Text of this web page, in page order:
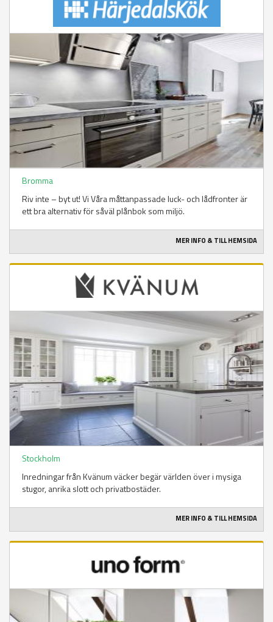
Bromma
Riv inte – byt ut! Vi Våra måttanpassade luck- och lådfronter är
ett bra alternativ för såväl plånbok som miljö.
MER INFO & TILL HEMSIDA
Stockholm
Inredningar från Kvänum väcker begär världen över i mysiga
stugor, anrika slott och privatbostäder.
MER INFO & TILL HEMSIDA